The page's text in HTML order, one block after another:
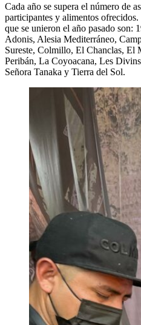
Cada año se supera el número de
participantes y alimentos
que se unieron el año pasado son:
Adonis, Alesia Mediterráneo,
Sureste, Colmillo, El Chanclas, El
Peribán, La Coyoacana, Les
Señora Tanaka y Tierra del Sol.